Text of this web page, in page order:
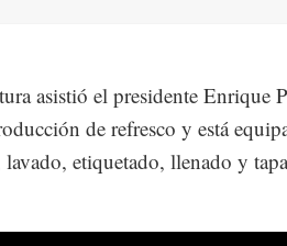
asistió el presidente Enrique
de refresco y está
etiquetado, llenado y